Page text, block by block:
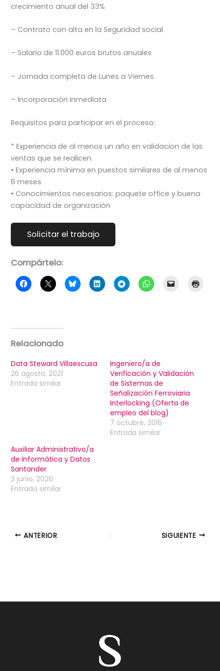
crecimiento anual del 33%
– Contrato con alta en la Seguridad social
– Salario de 11.000 euros brutos anuales
– Jornada completa de Lunes a Viernes.
– Incorporación Inmediata
Requisitos para participar en el proceso:
* Experiencia de al menos un año en validacion de las
ventas que se realicen.
• Experiencia mínima en puestos similares de al menos
6 meses
• Conocimientos necesarios: paquete office y buena
capacidad de organización
Compártelo:
Relacionado
Data Steward Villaescusa
26 agosto, 2021
Entrada similar
Ingeniero/a de
Verificación y Validación
de Sistemas de
Señalización Ferroviaria
Interlocking (Oferta de
empleo del blog)
7 octubre, 2016
Entrada similar
Auxiliar Administrativo/a
de Informática y Datos
Santander
3 junio, 2026
Entrada similar
ANTERIOR SIGUIENTE